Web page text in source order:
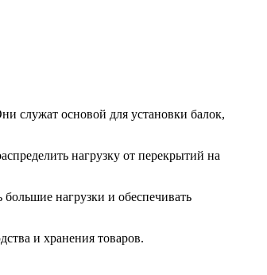
служат основой для установки балок,
нагрузку от перекрытий на
нагрузки и обеспечивать
и хранения товаров.